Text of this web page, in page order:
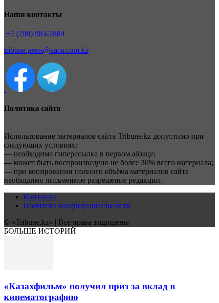
Наши контакты
+7 (708) 983-7884
tribune.press@aaca.com.kz
Политика сайта
Использование материалов сайта Tribune.kz допустимо при
следующих условиях:
— необходима гиперссылка в первом абзаце;
— может быть воспроизведено не более 30% всего материала;
— при копировании полного объёма материалов сайта
необходимо письменное разрешение редакции.
Контакты
Политика конфиденциальности
© «Tribune.kz» | Все права защищены
БОЛЬШЕ ИСТОРИЙ
«Казахфильм» получил приз за вклад в
кинематографию